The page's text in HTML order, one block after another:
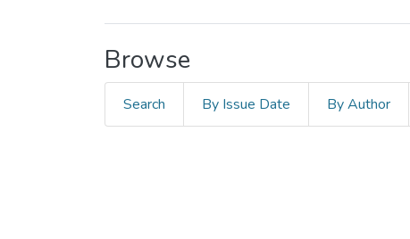
Browse
Search By Issue Date By Author